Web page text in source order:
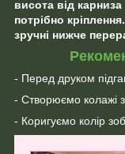
висота від
потрібно
зручні нижче
- Перед друком
- Створюємо колажі
- Коригуємо колір